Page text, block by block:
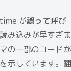
が誤って呼び
み込みが早すぎま
の一部のコードが
示しています。翻